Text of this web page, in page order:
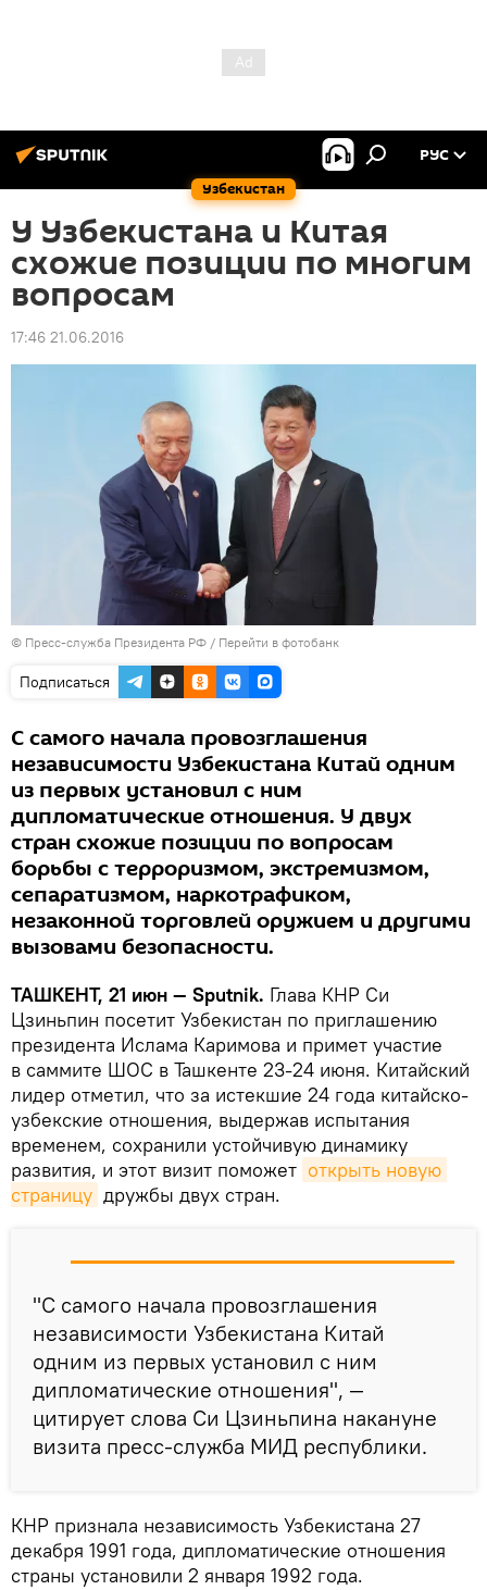
Узбекистан
РУС
У Узбекистана и Китая
схожие позиции по многим
вопросам
17:46 21.06.2016
© Пресс-служба Президента РФ / Перейти в фотобанк
Подписаться
С самого начала провозглашения
независимости Узбекистана Китай одним
из первых установил с ним
дипломатические отношения. У двух
стран схожие позиции по вопросам
борьбы с терроризмом, экстремизмом,
сепаратизмом, наркотрафиком,
незаконной торговлей оружием и другими
вызовами безопасности.
ТАШКЕНТ, 21 июн — Sputnik. Глава КНР Си
Цзиньпин посетит Узбекистан по приглашению
президента Ислама Каримова и примет участие
в саммите ШОС в Ташкенте 23-24 июня. Китайский
лидер отметил, что за истекшие 24 года китайско-
узбекские отношения, выдержав испытания
временем, сохранили устойчивую динамику
развития, и этот визит поможет открыть новую
страницу дружбы двух стран.
"С самого начала провозглашения
независимости Узбекистана Китай
одним из первых установил с ним
дипломатические отношения", —
цитирует слова Си Цзиньпина накануне
визита пресс-служба МИД республики.
КНР признала независимость Узбекистана 27
декабря 1991 года, дипломатические отношения
страны установили 2 января 1992 года.